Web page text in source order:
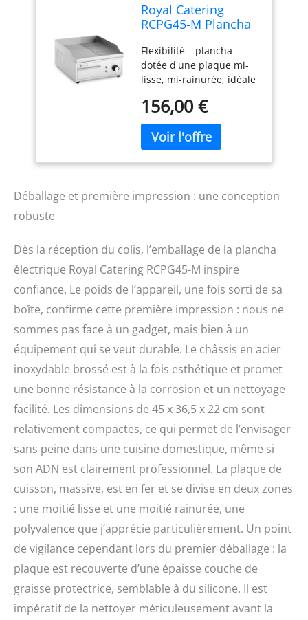
Royal Catering
RCPG45-M Plancha
Professionnelle
Plaque De Cuisson 2
000 Watts Grill (2
000 W, 360 x 380
mm, Plaque Lisse Et
Rainurée En Fer)
Flexibilité – plancha
dotée d'une plaque mi-
lisse, mi-rainurée, idéale
et qui convient tant aux
restaurants et aux
snackbars qu'aux
camions de vente
ambulante Puissance –
mettant à disposition une
optimale assurée par un
thermostat entièrement
automatique Commodité
– pare-projection et
collecteur de graisse
pour un travail propre et
agréable Durabilité –
appareil doté d'une
finition de qualité, d'une
enveloppe en acier
inoxydable et d'une
plaque de cuisson en fer
156,00 €
Déballage et première impression : une conception
robuste
Dès la réception du colis, l’emballage de la plancha
électrique Royal Catering RCPG45-M inspire
confiance. Le poids de l’appareil, une fois sorti de sa
boîte, confirme cette première impression : nous ne
sommes pas face à un gadget, mais bien à un
équipement qui se veut durable. Le châssis en acier
inoxydable brossé est à la fois esthétique et promet
une bonne résistance à la corrosion et un nettoyage
facilité. Les dimensions de 45 x 36,5 x 22 cm sont
relativement compactes, ce qui permet de l’envisager
sans peine dans une cuisine domestique, même si
son ADN est clairement professionnel. La plaque de
cuisson, massive, est en fer et se divise en deux zones
: une moitié lisse et une moitié rainurée, une
polyvalence que j’apprécie particulièrement. Un point
de vigilance cependant lors du premier déballage : la
plaque est recouverte d’une épaisse couche de
graisse protectrice, semblable à du silicone. Il est
impératif de la nettoyer méticuleusement avant la